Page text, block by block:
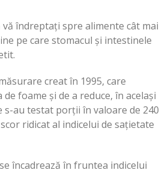
îndreptați spre alimente cât mai
pe care stomacul și intestinele
creat în 1995, care
foame și de a reduce, în același
au testat porții în valoare de 240
ridicat al indicelui de sațietate
încadrează în fruntea indicelui